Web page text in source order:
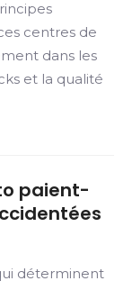
centres de
dans les
et la qualité
paient-
déterminent